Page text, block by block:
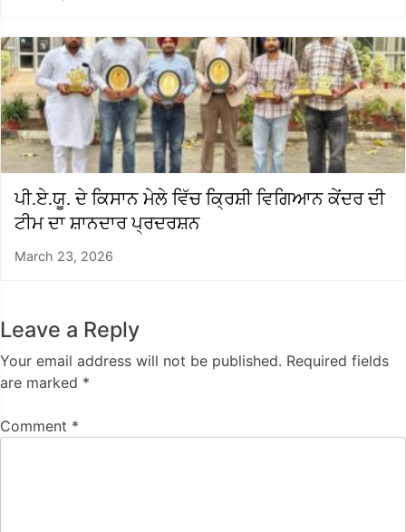
ਪੀ.ਏ.ਯੂ. ਦੇ ਕਿਸਾਨ ਮੇਲੇ ਵਿੱਚ ਕ੍ਰਿਸ਼ੀ ਵਿਗਿਆਨ ਕੇਂਦਰ ਦੀ
ਟੀਮ ਦਾ ਸ਼ਾਨਦਾਰ ਪ੍ਰਦਰਸ਼ਨ
March 23, 2026
Leave a Reply
Your email address will not be published. Required fields
are marked *
Comment *